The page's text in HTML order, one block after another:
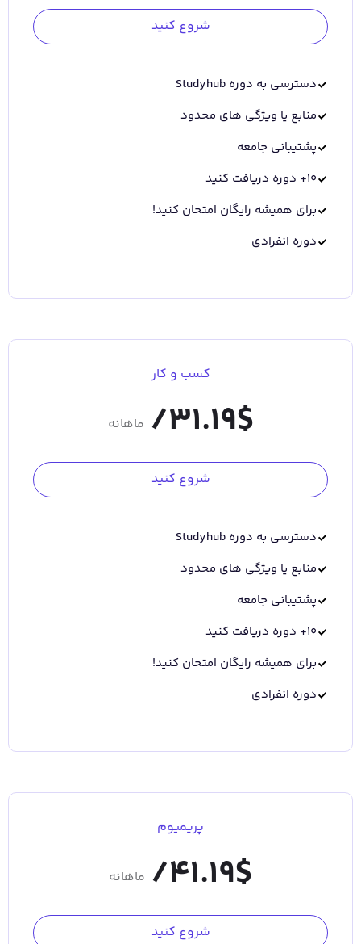
شروع کنید
دسترسی به دوره Studyhub
منابع یا ویژگی های محدود
پشتیبانی جامعه
10+ دوره دریافت کنید
برای همیشه رایگان امتحان کنید!
دوره انفرادی
کسب و کار
$
31.19/ ماهانه
شروع کنید
دسترسی به دوره Studyhub
منابع یا ویژگی های محدود
پشتیبانی جامعه
10+ دوره دریافت کنید
برای همیشه رایگان امتحان کنید!
دوره انفرادی
پریمیوم
$
41.19/ ماهانه
شروع کنید